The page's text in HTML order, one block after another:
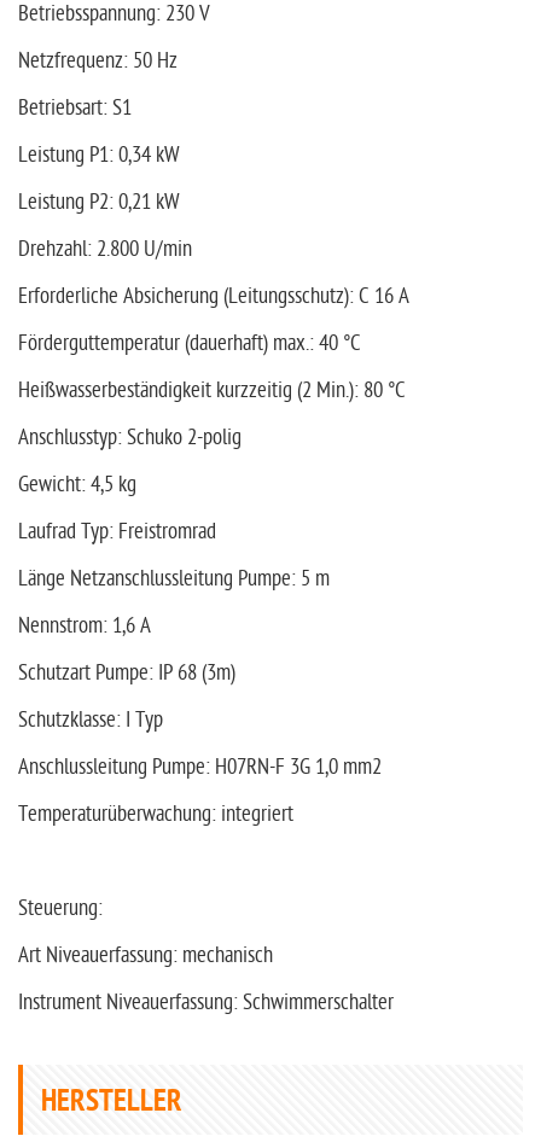
Betriebsspannung: 230 V
Netzfrequenz: 50 Hz
Betriebsart: S1
Leistung P1: 0,34 kW
Leistung P2: 0,21 kW
Drehzahl: 2.800 U/min
Erforderliche Absicherung (Leitungsschutz): C 16 A
Förderguttemperatur (dauerhaft) max.: 40 °C
Heißwasserbeständigkeit kurzzeitig (2 Min.): 80 °C
Anschlusstyp: Schuko 2-polig
Gewicht: 4,5 kg
Laufrad Typ: Freistromrad
Länge Netzanschlussleitung Pumpe: 5 m
Nennstrom: 1,6 A
Schutzart Pumpe: IP 68 (3m)
Schutzklasse: I Typ
Anschlussleitung Pumpe: H07RN-F 3G 1,0 mm2
Temperaturüberwachung: integriert
Steuerung:
Art Niveauerfassung: mechanisch
Instrument Niveauerfassung: Schwimmerschalter
HERSTELLER